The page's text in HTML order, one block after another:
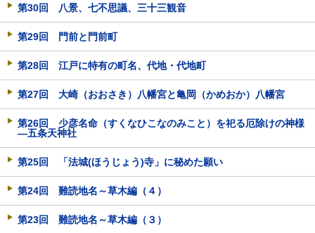
第30回 八景、七不思議、三十三観音
第29回 門前と門前町
第28回 江戸に特有の町名、代地・代地町
第27回 大崎（おおさき）八幡宮と亀岡（かめおか）八幡宮
第26回 少彦名命（すくなひこなのみこと）を祀る厄除けの神様
―五条天神社
第25回 「法城(ほうじょう)寺」に秘めた願い
第24回 難読地名～草木編（４）
第23回 難読地名～草木編（３）